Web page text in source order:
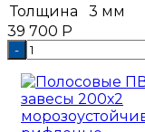
Толщина
3 мм
39 700 Р
-